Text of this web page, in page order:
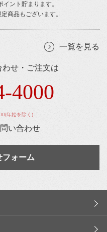
ント貯まります。
商品もございます。
一覧を見る
せ・ご注文は
4000
年始を除く)
い合わせ
フォーム